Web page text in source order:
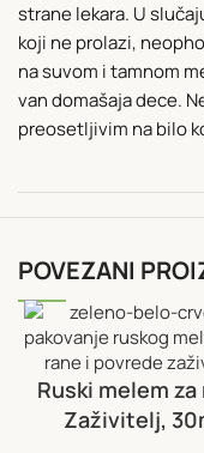
strane lekara. U
koji ne prolazi,
na suvom i tamnom
van domašaja dece.
preosetljivim na bilo
POVEZANI
Ruski melem za
Zaživitelj,